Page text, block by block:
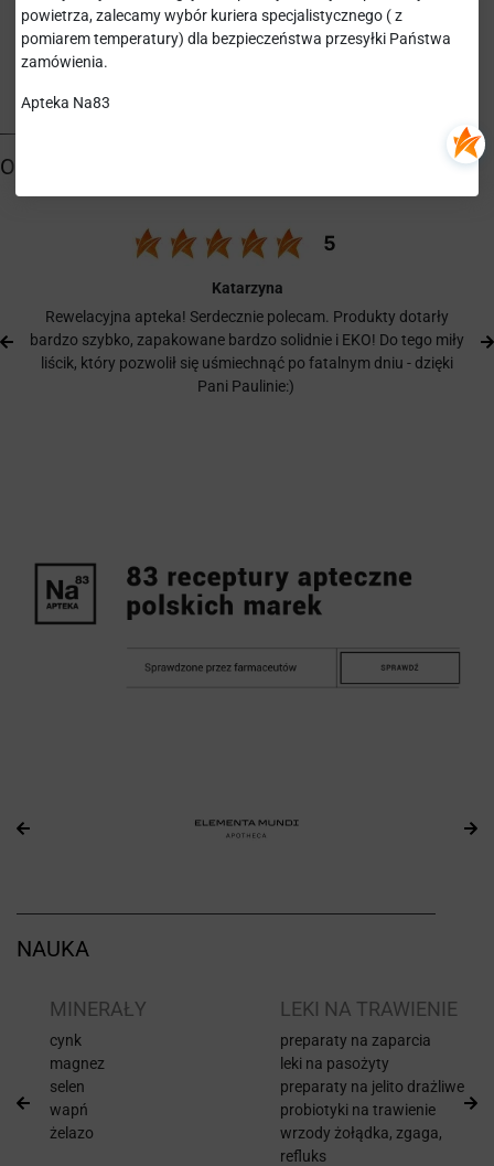
Katarzyna
Rewelacyjna apteka! Serdecznie polecam. Produkty dotarły
bardzo szybko, zapakowane bardzo solidnie i EKO! Do tego miły
liścik, który pozwolił się uśmiechnąć po fatalnym dniu - dzięki
Pani Paulinie:)
NAUKA
MINERAŁY
cynk
magnez
selen
wapń
żelazo
LEKI NA TRAWIENIE
preparaty na zaparcia
leki na pasożyty
preparaty na jelito drażliwe
probiotyki na trawienie
wrzody żołądka, zgaga,
refluks
powietrza, zalecamy wybór kuriera specjalistycznego ( z
pomiarem temperatury) dla bezpieczeństwa przesyłki Państwa
zamówienia.
Apteka Na83